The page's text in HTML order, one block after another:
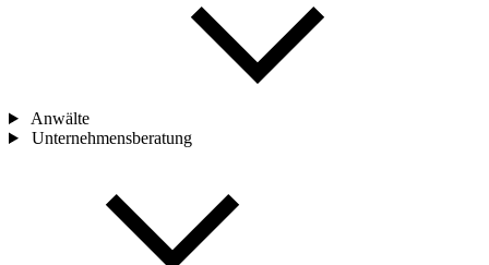
Anwälte
Unternehmensberatung